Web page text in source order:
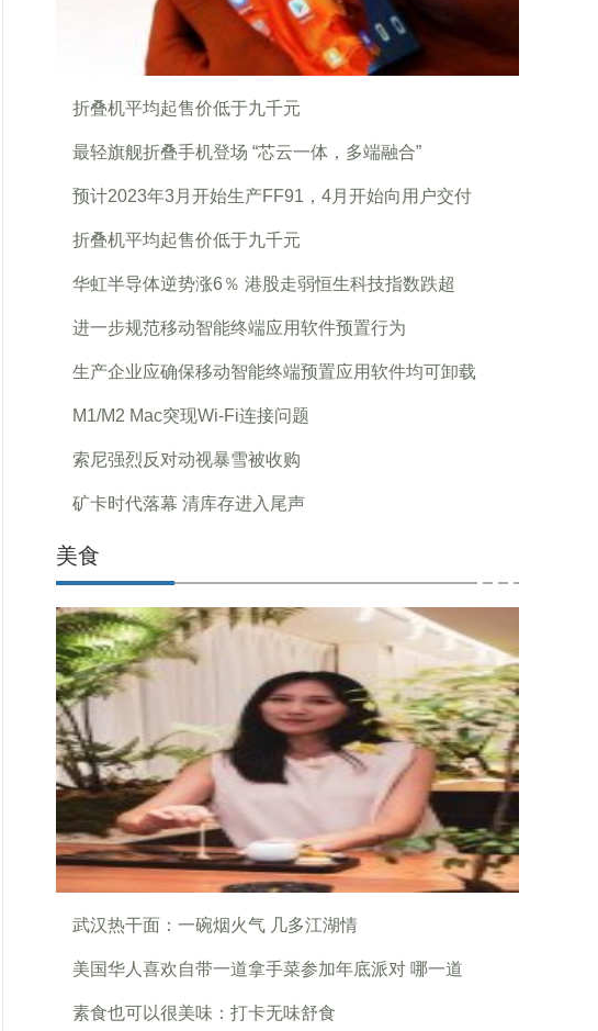
折叠机平均起售价低于九千元
最轻旗舰折叠手机登场 “芯云一体，多端融合”
预计2023年3月开始生产FF91，4月开始向用户交付
折叠机平均起售价低于九千元
华虹半导体逆势涨6％ 港股走弱恒生科技指数跌超
进一步规范移动智能终端应用软件预置行为
生产企业应确保移动智能终端预置应用软件均可卸载
M1/M2 Mac突现Wi-Fi连接问题
索尼强烈反对动视暴雪被收购
矿卡时代落幕 清库存进入尾声
美食
武汉热干面：一碗烟火气 几多江湖情
美国华人喜欢自带一道拿手菜参加年底派对 哪一道
素食也可以很美味：打卡无味舒食